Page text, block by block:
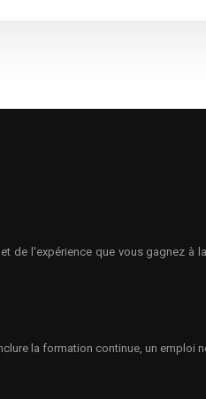
l'expérience que vous gagnez à
la formation continue, un emploi